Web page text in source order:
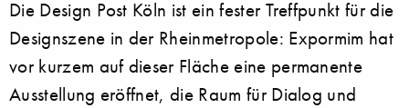
Die Design Post Köln ist ein fester Treffpunkt für die
Designszene in der Rheinmetropole: Expormim hat
vor kurzem auf dieser Fläche eine permanente
Ausstellung eröffnet, die Raum für Dialog und